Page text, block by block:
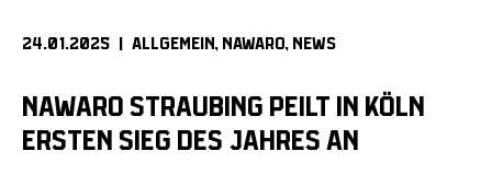
24.01.2025 | ALLGEMEIN NAWARO NEWS
NAWARO STRAUBING PEILT IN KÖLN
ERSTEN SIEG DES JAHRES AN